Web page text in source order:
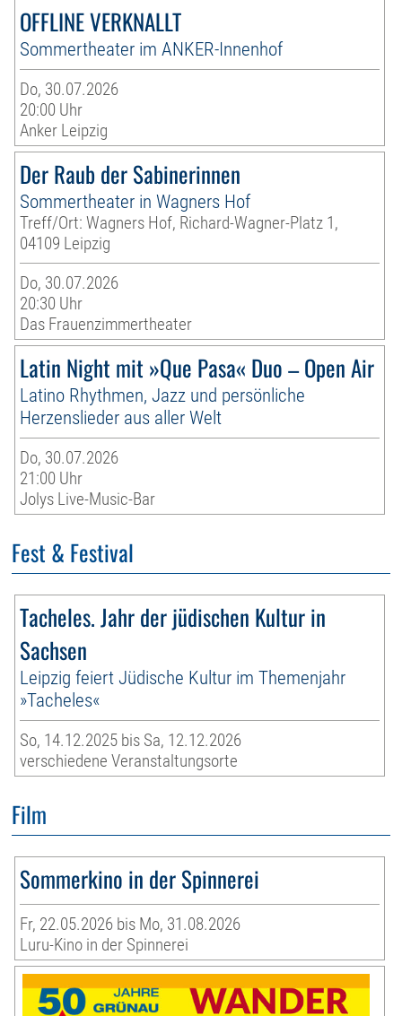
OFFLINE VERKNALLT
Sommertheater im ANKER-Innenhof
Do, 30.07.2026
20:00 Uhr
Anker Leipzig
Der Raub der Sabinerinnen
Sommertheater in Wagners Hof
Treff/Ort: Wagners Hof, Richard-Wagner-Platz 1,
04109 Leipzig
Do, 30.07.2026
20:30 Uhr
Das Frauenzimmertheater
Latin Night mit »Que Pasa« Duo – Open Air
Latino Rhythmen, Jazz und persönliche
Herzenslieder aus aller Welt
Do, 30.07.2026
21:00 Uhr
Jolys Live-Music-Bar
Fest & Festival
Tacheles. Jahr der jüdischen Kultur in
Sachsen
Leipzig feiert Jüdische Kultur im Themenjahr
»Tacheles«
So, 14.12.2025 bis Sa, 12.12.2026
verschiedene Veranstaltungsorte
Film
Sommerkino in der Spinnerei
Fr, 22.05.2026 bis Mo, 31.08.2026
Luru-Kino in der Spinnerei